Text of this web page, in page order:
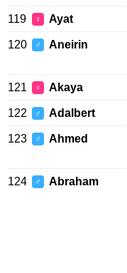
119 ♀ Ayat
120 ♂ Aneirin
121 ♀ Akaya
122 ♂ Adalbert
123 ♂ Ahmed
124 ♂ Abraham